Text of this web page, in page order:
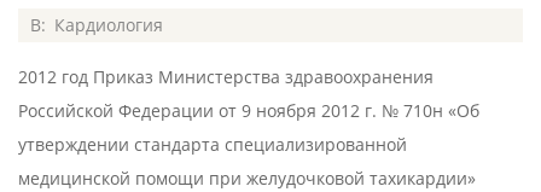
2015-
01
В: Кардиология
2012 год Приказ Министерства здравоохранения
Российской Федерации от 9 ноября 2012 г. № 710н «Об
утверждении стандарта специализированной
медицинской помощи при желудочковой тахикардии»